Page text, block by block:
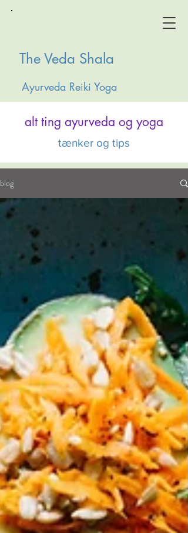
The Veda Shala
Ayurveda Reiki Yoga
alt ting ayurveda og yoga
tænker og tips
blog